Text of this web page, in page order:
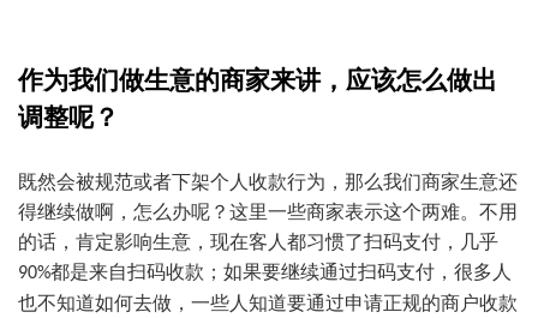
作为我们做生意的商家来讲，应该怎么做出
调整呢？
既然会被规范或者下架个人收款行为，那么我们商家生意还
得继续做啊，怎么办呢？这里一些商家表示这个两难。不用
的话，肯定影响生意，现在客人都习惯了扫码支付，几乎
90%都是来自扫码收款；如果要继续通过扫码支付，很多人
也不知道如何去做，一些人知道要通过申请正规的商户收款